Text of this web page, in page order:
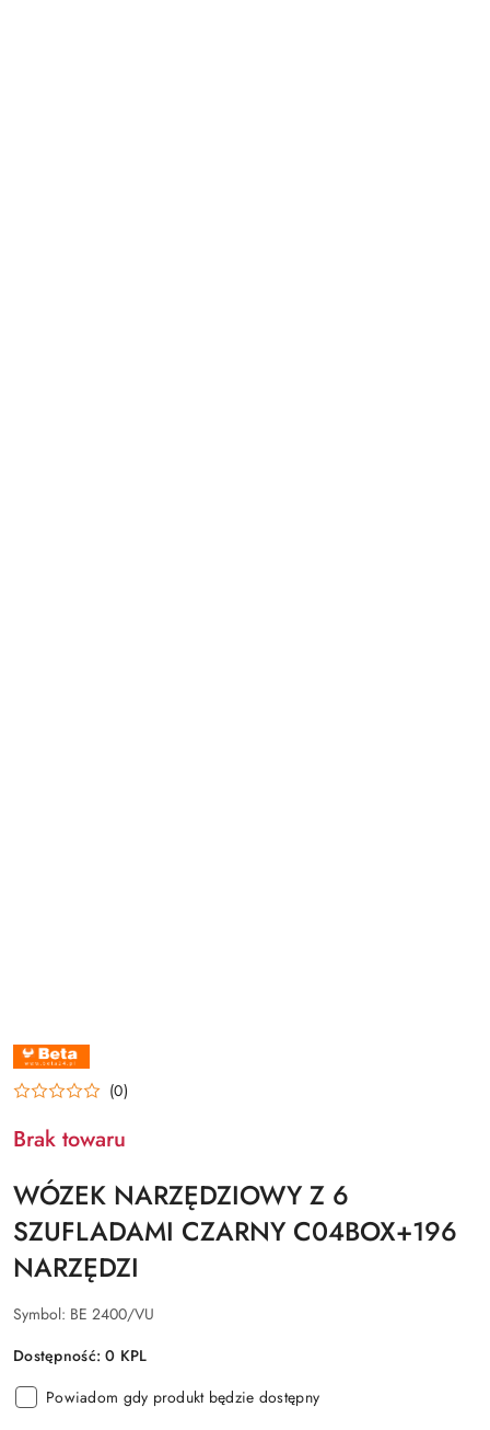
NAZWA
PRODUCENTA:
BETA
(0)
Brak towaru
WÓZEK NARZĘDZIOWY Z 6
SZUFLADAMI CZARNY C04BOX+196
NARZĘDZI
Symbol: BE 2400/VU
Dostępność:0 KPL
Powiadom gdy produkt będzie dostępny